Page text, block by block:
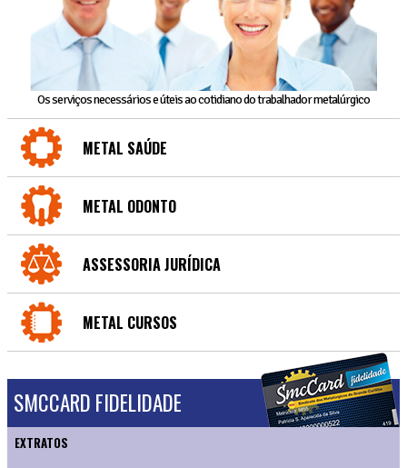
Os serviços necessários e úteis ao cotidiano do trabalhador metalúrgico
METAL SAÚDE
METAL ODONTO
ASSESSORIA JURÍDICA
METAL CURSOS
SMCCARD FIDELIDADE
EXTRATOS